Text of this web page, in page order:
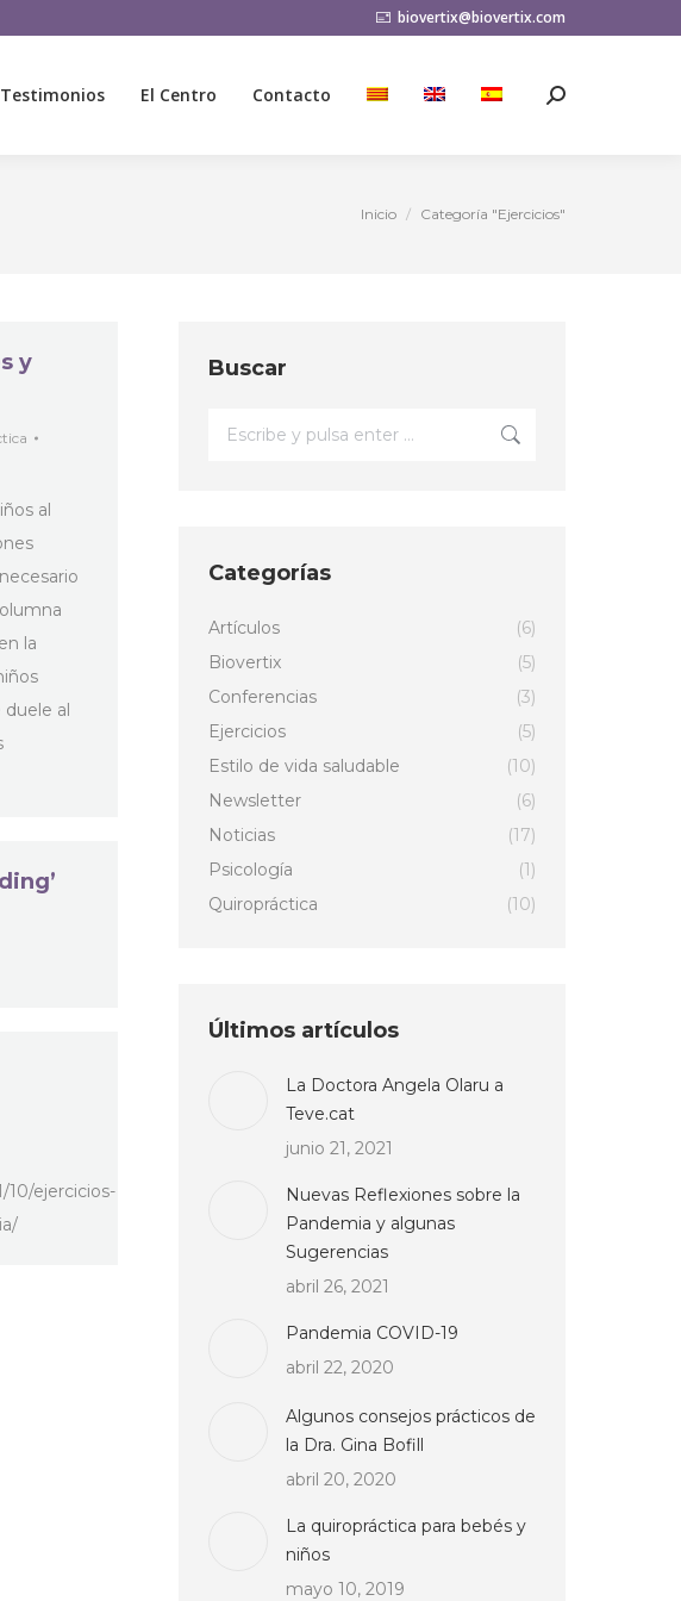
biovertix@biovertix.com
Testimonios El Centro Contacto Buscar:
Estás aquí:
Inicio Categoría "Ejercicios"
y
al
la
al
10/ejercicios-
Buscar
Buscar:
Categorías
Artículos
(6)
Biovertix
(5)
Conferencias
(3)
Ejercicios
(5)
Estilo de vida saludable
(10)
Newsletter
(6)
Noticias
(17)
Psicología
(1)
Quiropráctica
(10)
Últimos artículos
La Doctora Angela Olaru a
Teve.cat
junio 21, 2021
Nuevas Reflexiones sobre la
Pandemia y algunas
Sugerencias
abril 26, 2021
Pandemia COVID-19
abril 22, 2020
Algunos consejos prácticos de
la Dra. Gina Bofill
abril 20, 2020
La quiropráctica para bebés y
niños
mayo 10, 2019
Buscar: